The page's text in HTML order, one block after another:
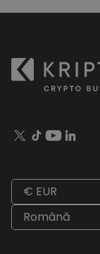
€ EUR
Română